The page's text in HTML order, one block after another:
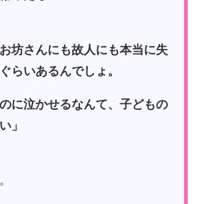
坊さんにも故人にも本当に失
らいあるんでしょ。
に泣かせるなんて、子どもの
」